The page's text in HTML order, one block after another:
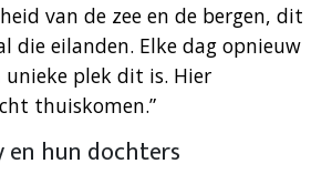
van de zee en de bergen, dit
die eilanden. Elke dag opnieuw
unieke plek dit is. Hier
thuiskomen.”
en hun dochters